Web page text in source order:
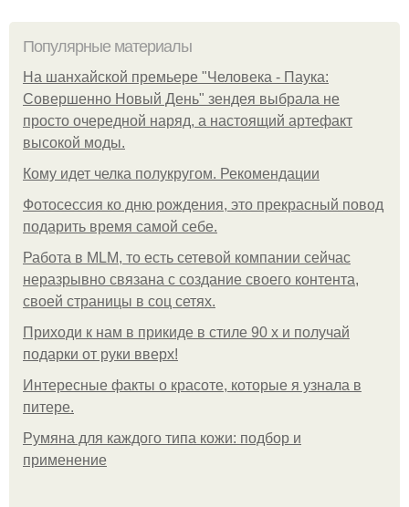
Популярные материалы
На шанхайской премьере "Человека - Паука:
Совершенно Новый День" зендея выбрала не
просто очередной наряд, а настоящий артефакт
высокой моды.
Кому идет челка полукругом. Рекомендации
Фотосессия ко дню рождения, это прекрасный повод
подарить время самой себе.
Работа в MLM, то есть сетевой компании сейчас
неразрывно связана с создание своего контента,
своей страницы в соц сетях.
Приходи к нам в прикиде в стиле 90 х и получай
подарки от руки вверх!
Интересные факты о красоте, которые я узнала в
питере.
Румяна для каждого типа кожи: подбор и
применение